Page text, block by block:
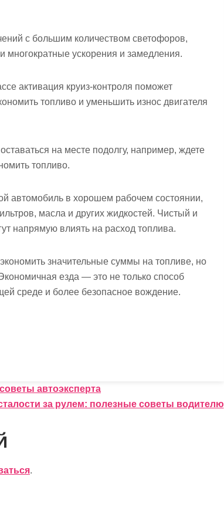
с большим количеством светофоров,
многократные ускорения и замедления.
активация круиз-контроля поможет
топливо и уменьшить износ двигателя
на месте подолгу, например, ждете
топливо.
автомобиль в хорошем рабочем состоянии,
масла и других жидкостей. Чистый и
напрямую влиять на расход топлива.
значительные суммы на топливе, но
езда — это не только способ
среде и более безопасное вождение.
автоэксперта
за рулем: полезные советы водителю
.